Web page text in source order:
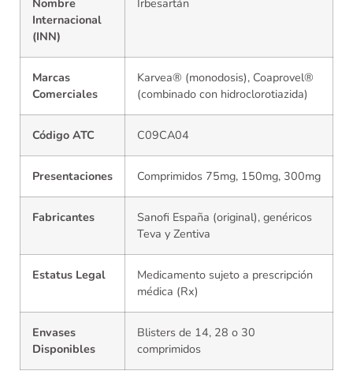
Nombre
Internacional
(INN)
Irbesartán
Marcas
Comerciales
Karvea® (monodosis), Coaprovel®
(combinado con hidroclorotiazida)
Código ATC C09CA04
Presentaciones Comprimidos 75mg, 150mg, 300mg
Fabricantes
Sanofi España (original), genéricos
Teva y Zentiva
Estatus Legal
Medicamento sujeto a prescripción
médica (Rx)
Envases
Disponibles
Blisters de 14, 28 o 30
comprimidos